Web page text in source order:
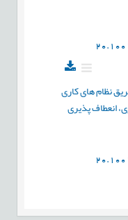
نظام های کاری
انعطاف پذیری